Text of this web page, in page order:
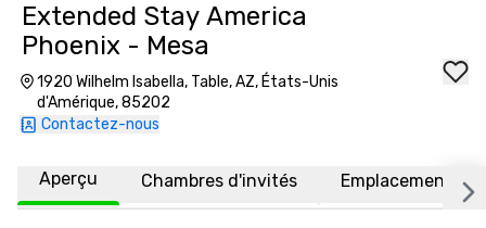
Extended Stay America
Phoenix - Mesa
1920 Wilhelm Isabella, Table, AZ, États-Unis
d'Amérique, 85202
Contactez-nous
Aperçu Chambres d'invités Emplacement